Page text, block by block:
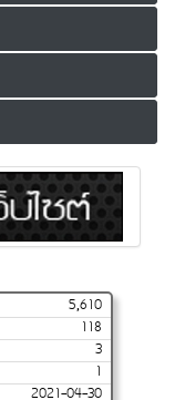
5,610
118
3
1
2021-04-30